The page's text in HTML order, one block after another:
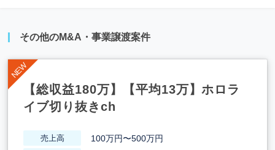
その他のM&A・事業譲渡案件
【総収益180万】【平均13万】ホロラ
イブ切り抜きch
売上高 100万円〜500万円